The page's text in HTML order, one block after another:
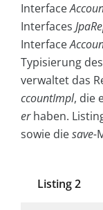
Interface
Interfaces
Interface
Typisierung
verwaltet das
ccountImpl, die
erhaben.
sowie diesave-
Listing 2